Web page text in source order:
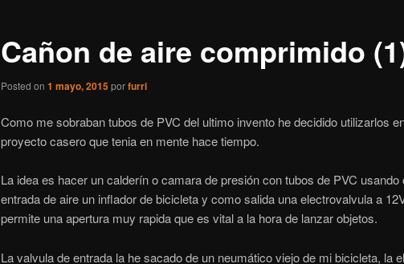
Cañon de aire comprimido
Posted on 1 mayo, 2015porfurri
Como me sobraban tubos de PVC del ultimo invento he decidido utilizarlos
proyecto casero que tenia en mente hace tiempo.
La idea es hacer un calderín o camara de presión con tubos de PVC usando
entrada de aire un inflador de bicicleta y como salida una electrovalvula a
permite una apertura muy rapida que es vital a la hora de lanzar objetos.
La valvula de entrada la he sacado de un neumático viejo de mi bicicleta, la